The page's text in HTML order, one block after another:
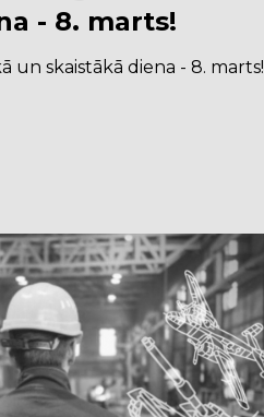
- 8. marts!
un skaistākā diena - 8. marts!